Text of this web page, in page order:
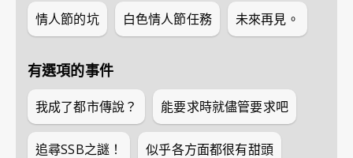
情人節的坑 白色情人節任務 未來再見。
有選項的事件
我成了都市傳說？ 能要求時就儘管要求吧
追尋SSB之謎！ 似乎各方面都很有甜頭